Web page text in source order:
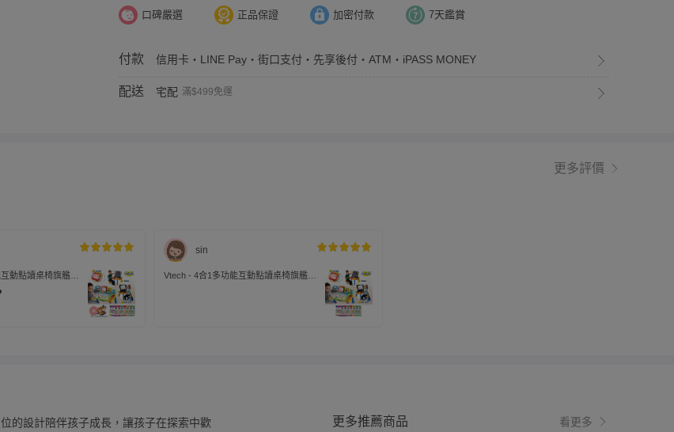
口碑嚴選 正品保證 加密付款 7天鑑賞
付款 信用卡・LINE Pay・街口支付・先享後付・ATM・iPASS MONEY
配送 宅配 滿$499免運
更多評價
動點讀桌椅旗艦
送嘟嘟小牛寶- 隨
sin
Vtech - 4合1多功能互動點讀桌椅旗艦
的設計陪伴孩子成長，讓孩子在探索中歡
更多推薦商品 看更多